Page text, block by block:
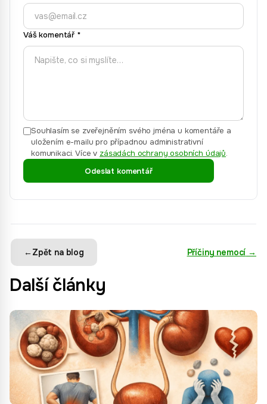
Váš komentář *
Souhlasím se zveřejněním svého jména u komentáře a
uložením e-mailu pro případnou administrativní
komunikaci. Více v zásadách ochrany osobních údajů.
Odeslat komentář
←Zpět na blog Příčiny nemocí →
Další články